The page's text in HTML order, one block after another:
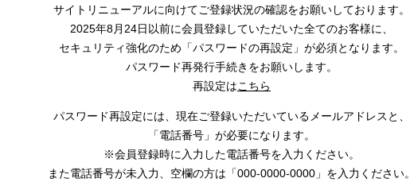
サイトリニューアルに向けてご登録状況の確認をお願いしております。
2025年8月24日以前に会員登録していただいた全てのお客様に、
セキュリティ強化のため「パスワードの再設定」が必須となります。
パスワード再発行手続きをお願いします。
再設定はこちら
パスワード再設定には、 現在ご登録いただいているメールアドレスと、
「電話番号」が必要になります。
※会員登録時に入力した電話番号を入力ください。
また電話番号が未入力、空欄の方は 「000-0000-0000」を入力ください。